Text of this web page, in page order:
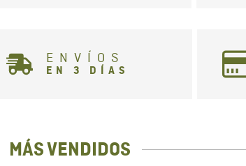
ENVÍOS
EN 3 DÍAS
MÁS VENDIDOS